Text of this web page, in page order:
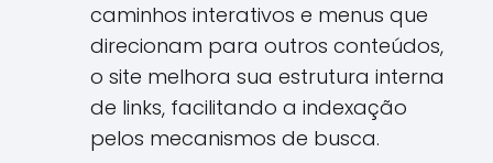
caminhos interativos e menus que
direcionam para outros conteúdos,
o site melhora sua estrutura interna
de links, facilitando a indexação
pelos mecanismos de busca.